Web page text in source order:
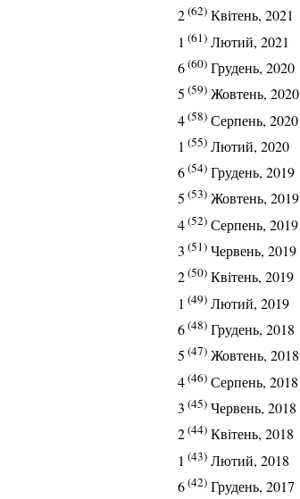
2(62) Квітень, 2021
1 (61) Лютий, 2021
6(60) Грудень, 2020
5 (59) Жовтень, 2020
4(58) Серпень, 2020
1 (55) Лютий, 2020
6(54) Грудень, 2019
5 (53) Жовтень, 2019
4(52) Серпень, 2019
3 (51) Червень, 2019
2(50) Квітень, 2019
1 (49) Лютий, 2019
6(48) Грудень, 2018
5 (47) Жовтень, 2018
4(46) Серпень, 2018
3 (45) Червень, 2018
2(44) Квітень, 2018
1 (43) Лютий, 2018
6(42) Грудень, 2017